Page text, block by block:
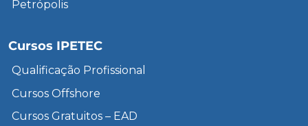
Petrópolis
Cursos IPETEC
Qualificação Profissional
Cursos Offshore
Cursos Gratuitos – EAD